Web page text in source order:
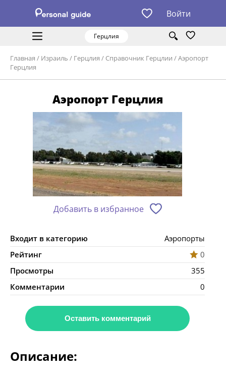
Войти
Герцлия
Главная / Израиль / Герцлия / Справочник Герцлии /Аэропорт
Герцлия
Аэропорт Герцлия
Добавить в избранное
Входит в категорию
Аэропорты
Рейтинг
0
Просмотры
355
Комментарии
0
Оставить комментарий
Описание: